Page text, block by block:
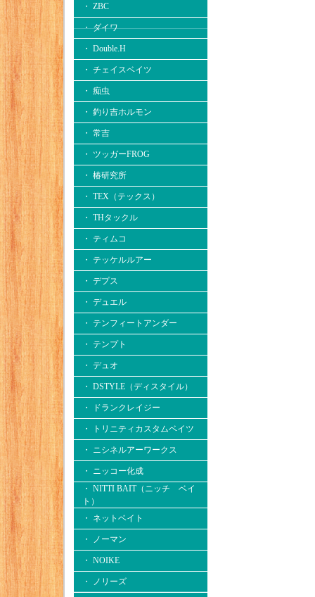
・ ZBC
・ ダイワ
・ Double.H
・ チェイスベイツ
・ 痴虫
・ 釣り吉ホルモン
・ 常吉
・ ツッガーFROG
・ 椿研究所
・ TEX（テックス）
・ THタックル
・ ティムコ
・ テッケルルアー
・ デプス
・ デュエル
・ テンフィートアンダー
・ テンプト
・ デュオ
・ DSTYLE（ディスタイル）
・ ドランクレイジー
・ トリニティカスタムベイツ
・ ニシネルアーワークス
・ ニッコー化成
・ NITTI BAIT（ニッチ ベイ
ト）
・ ネットベイト
・ ノーマン
・ NOIKE
・ ノリーズ